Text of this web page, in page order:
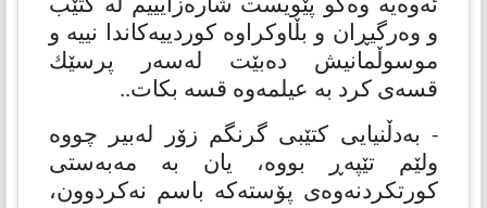
ئەوەیە وەكو پێویست شارەزایییم لە كتێب
و وەرگیڕان و بڵاوكراوە كوردییەكاندا نییە و
موسوڵمانیش دەبێت لەسەر پرسێك
قسەی كرد بە عیلمەوە قسە بكات..
- بەدڵنیایی كتێبی گرنگم زۆر لەبیر چووە
ولێم تێپەڕ بووە، یان بە مەبەستی
كورتكردنەوەی پۆستەكە باسم نەكردوون،